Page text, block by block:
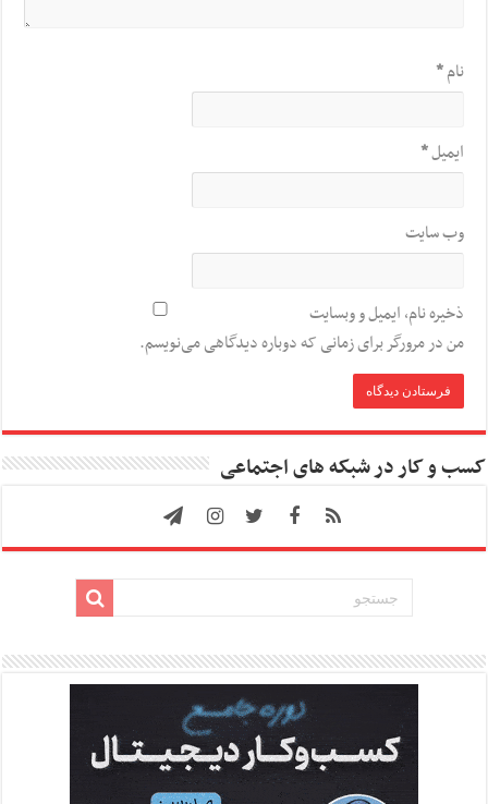
نام*
ایمیل*
وب‌ سایت
ذخیره نام، ایمیل و وبسایت
من در مرورگر برای زمانی که دوباره دیدگاهی می‌نویسم.
کسب و کار در شبکه های اجتماعی